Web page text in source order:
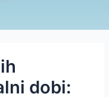
dobi: